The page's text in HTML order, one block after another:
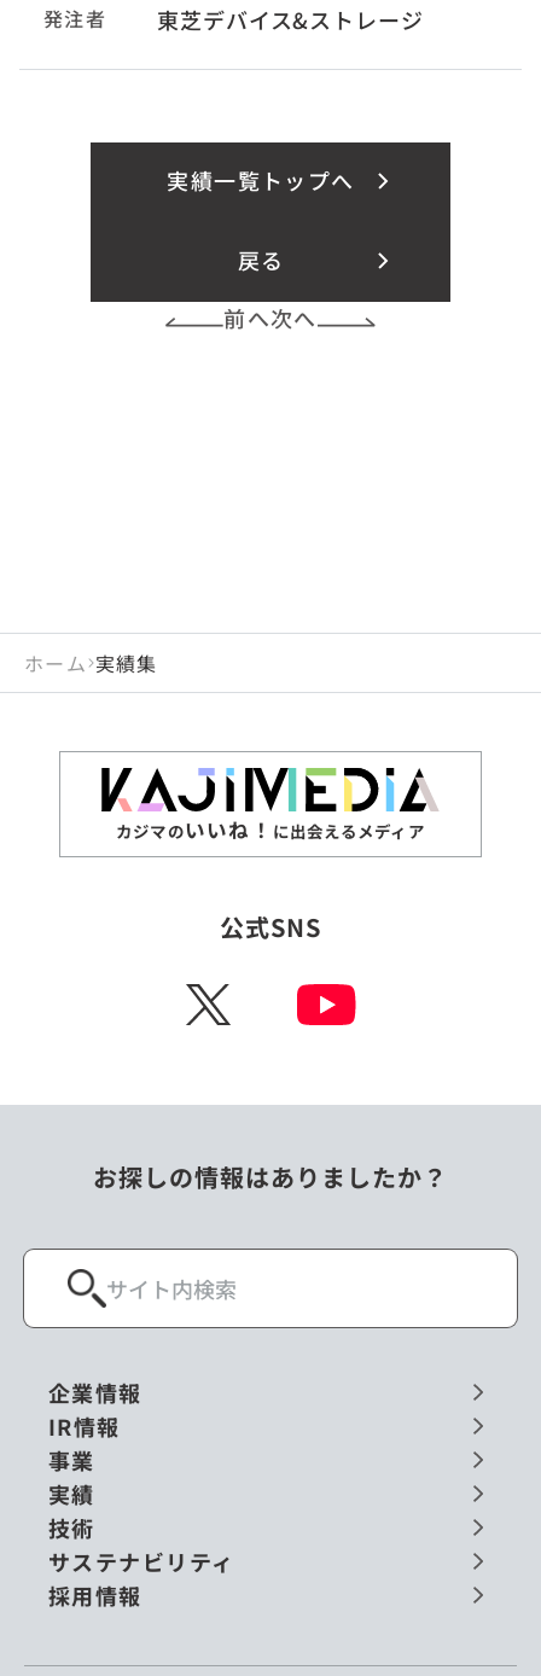
発注者 東芝デバイス&ストレージ
実績一覧トップへ
戻る
前へ次へ
ホーム 実績集
カジマのいいね！ に出会えるメディア
公式SNS
X
お探しの情報はありましたか？
企業情報
IR情報
事業
実績
技術
サステナビリティ
採用情報